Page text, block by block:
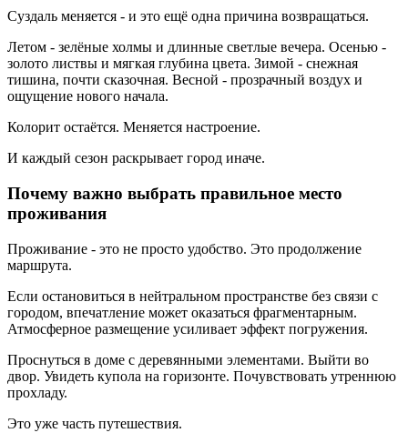
Суздаль меняется - и это ещё одна причина возвращаться.
Летом - зелёные холмы и длинные светлые вечера. Осенью -
золото листвы и мягкая глубина цвета. Зимой - снежная
тишина, почти сказочная. Весной - прозрачный воздух и
ощущение нового начала.
Колорит остаётся. Меняется настроение.
И каждый сезон раскрывает город иначе.
Почему важно выбрать правильное место
проживания
Проживание - это не просто удобство. Это продолжение
маршрута.
Если остановиться в нейтральном пространстве без связи с
городом, впечатление может оказаться фрагментарным.
Атмосферное размещение усиливает эффект погружения.
Проснуться в доме с деревянными элементами. Выйти во
двор. Увидеть купола на горизонте. Почувствовать утреннюю
прохладу.
Это уже часть путешествия.